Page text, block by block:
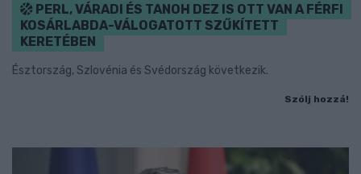
PERL, VÁRADI ÉS TANOH DEZ IS OTT VAN A FÉRFI
KOSÁRLABDA-VÁLOGATOTT SZŰKÍTETT
KERETÉBEN
Észtország, Szlovénia és Svédország következik.
Szólj hozzá!